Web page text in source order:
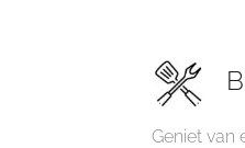
Geniet van